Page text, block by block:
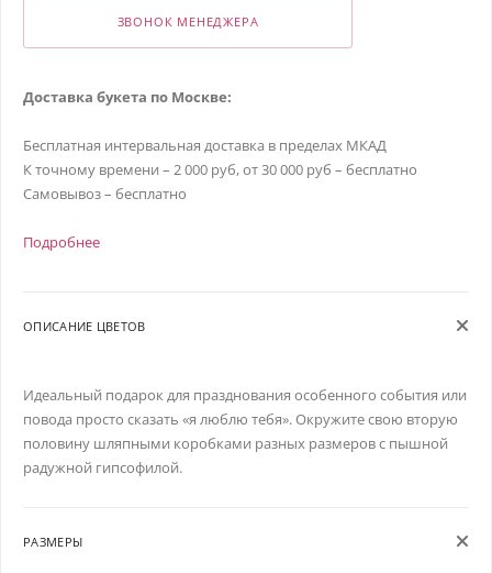
ЗВОНОК МЕНЕДЖЕРА
Доставка букета по Москве:
Бесплатная интервальная доставка в пределах МКАД
К точному времени – 2 000 руб, от 30 000 руб – бесплатно
Самовывоз – бесплатно
Подробнее
ОПИСАНИЕ ЦВЕТОВ
Идеальный подарок для празднования особенного события или
повода просто сказать «я люблю тебя». Окружите свою вторую
половину шляпными коробками разных размеров с пышной
радужной гипсофилой.
РАЗМЕРЫ